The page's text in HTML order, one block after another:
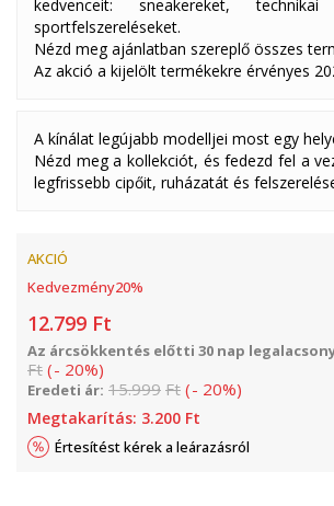
kedvenceit: sneakereket,
sportfelszereléseket.
Nézd meg ajánlatban szereplő összes
Az akció a kijelölt termékekre érvényes
A kínálat legújabb modelljei most egy
Nézd meg a kollekciót, és fedezd fel a
legfrissebb cipőit, ruházatát és
AKCIÓ
Kedvezmény20%
12.799 Ft
Az árcsökkentés előtti 30 nap
Ft (- 20%)
Eredeti ár: 15.999 Ft (- 20%)
Megtakarítás: 3.200 Ft
Értesítést kérek a leárazásról